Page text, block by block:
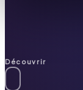
Découvrir